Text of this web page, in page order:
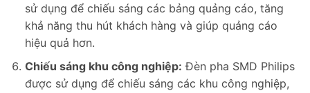
sử dụng để chiếu sáng các bảng quảng cáo, tăng
khả năng thu hút khách hàng và giúp quảng cáo
hiệu quả hơn.
Chiếu sáng khu công nghiệp: Đèn pha SMD Philips
được sử dụng để chiếu sáng các khu công nghiệp,